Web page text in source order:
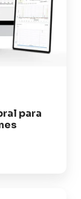
para